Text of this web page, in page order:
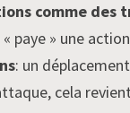
comme des
paye » une
: un
cela